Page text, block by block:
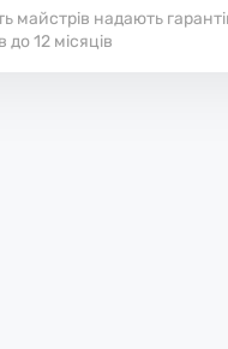
майстрів надають
до 12 місяців